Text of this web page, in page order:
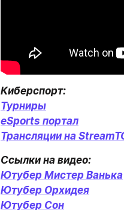
Турниры
eSports портал
Трансляции на
Ютубер Мистер Ванька
Ютубер Орхидея
Ютубер Сон